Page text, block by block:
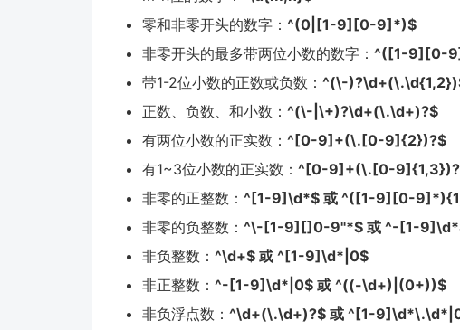
零和非零开头的数字： ^(0|[1-9][0-9]*)$
非零开头的最多带两位小数的数字： ^([1-9][0-
带1-2位小数的正数或负数： ^(\-
正数、负数、和小数： ^(\-|\+)?\d+(\.\d+)?$
有两位小数的正实数： ^[0-9]+(\.[0-9]{2})?$
有1~3位小数的正实数： ^[0-9]+(\.[0-
非零的正整数： ^[1-9]\d*$ 或 ^([1-9][0-
非零的负整数： ^\-[1-9][]0-9"*$ 或 ^-[1-
非负整数： ^\d+$ 或 ^[1-9]\d*|0$
非正整数： ^-[1-9]\d*|0$ 或 ^((-\d+)|(0+))$
非负浮点数： ^\d+(\.\d+)?$ 或 ^[1-